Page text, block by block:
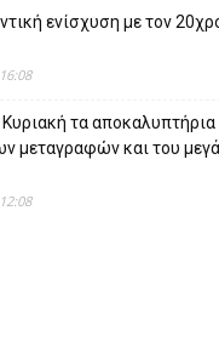
ενίσχυση με τον
τα
μεταγραφών και του